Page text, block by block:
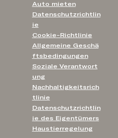
Auto mieten
Datenschutzrichtlin
ie
Cookie-Richtlinie
Allgemeine Geschä
ftsbedingungen
Soziale Verantwort
ung
Nachhaltigkeitsrich
tlinie
Datenschutzrichtlin
ie des Eigentümers
Haustierregelung